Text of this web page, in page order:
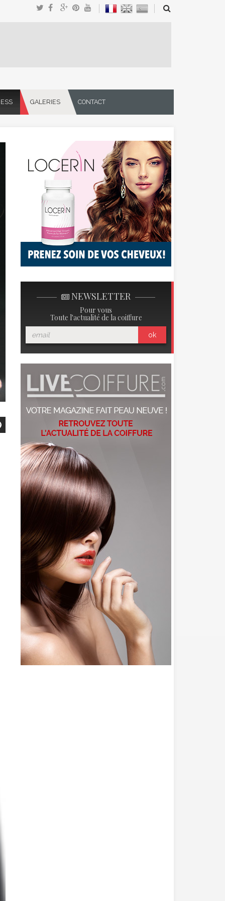
GALERIES CONTACT
NEWSLETTER
Pour vous
Toute l'actualité de la coiffure
ok